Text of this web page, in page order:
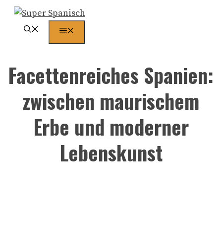
Zum
Inhalt
Facettenreiches Spanien:
zwischen maurischem
Erbe und moderner
Lebenskunst